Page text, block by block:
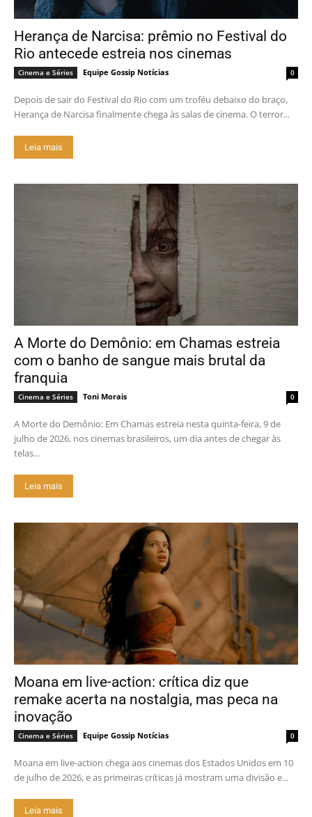
Herança de Narcisa: prêmio no Festival do
Rio antecede estreia nos cinemas
Cinema e Séries Equipe Gossip Notícias 0
Depois de sair do Festival do Rio com um troféu debaixo do braço,
Herança de Narcisa finalmente chega às salas de cinema. O terror...
Leia mais
A Morte do Demônio: em Chamas estreia
com o banho de sangue mais brutal da
franquia
Cinema e Séries Toni Morais 0
A Morte do Demônio: Em Chamas estreia nesta quinta-feira, 9 de
julho de 2026, nos cinemas brasileiros, um dia antes de chegar às
telas...
Leia mais
Moana em live-action: crítica diz que
remake acerta na nostalgia, mas peca na
inovação
Cinema e Séries Equipe Gossip Notícias 0
Moana em live-action chega aos cinemas dos Estados Unidos em 10
de julho de 2026, e as primeiras críticas já mostram uma divisão e...
Leia mais